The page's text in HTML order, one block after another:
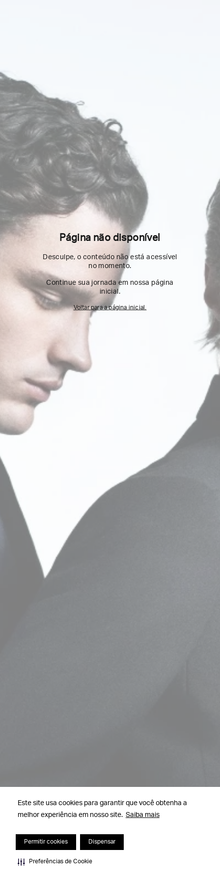
Este site usa cookies para garantir que você obtenha a
melhor experiência em nosso site. Saiba mais
Permitir cookies Dispensar
Preferências de Cookie
Página não disponível
Desculpe, o conteúdo não está acessível
no momento.
Continue sua jornada em nossa página
inicial.
Voltar para a página inicial.